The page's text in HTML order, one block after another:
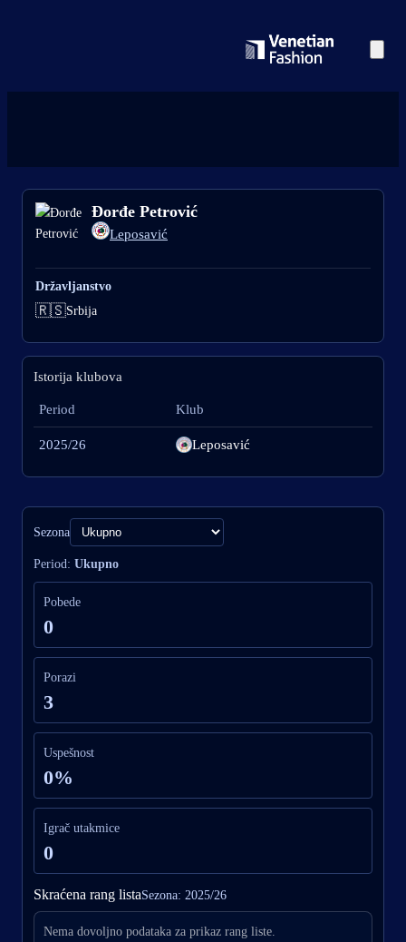
Đorđe Petrović
Leposavić
Državljanstvo
🇷🇸Srbija
Istorija klubova
Period Klub
2025/26 Leposavić
Sezona
Period: Ukupno
Pobede
0
Porazi
3
Uspešnost
0%
Igrač utakmice
0
Skraćena rang listaSezona: 2025/26
Nema dovoljno podataka za prikaz rang liste.